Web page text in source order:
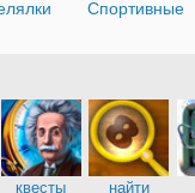
Спортивные
квесты
найти